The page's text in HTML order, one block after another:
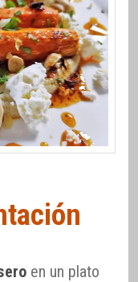
en un plato